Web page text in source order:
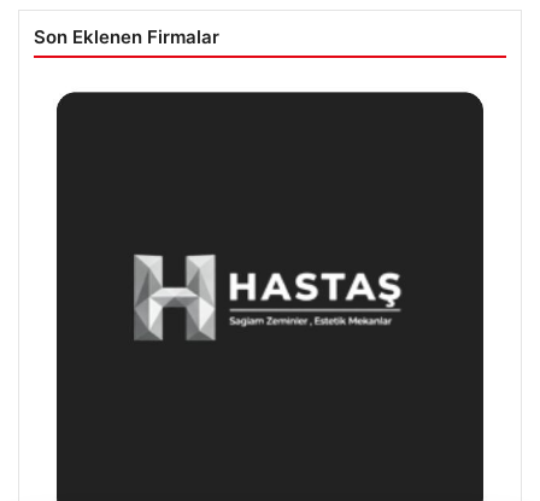
Son Eklenen Firmalar